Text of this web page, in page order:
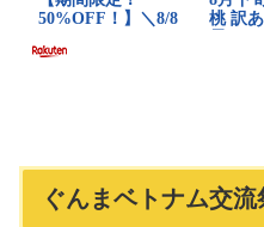
ぐんまベトナム交流